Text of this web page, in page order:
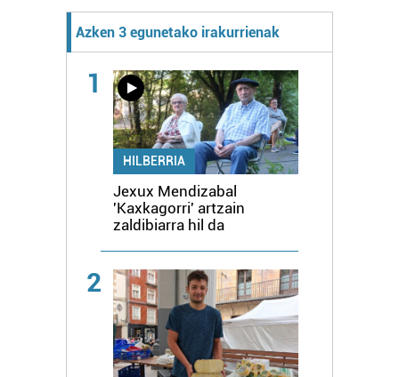
Azken 3 egunetako irakurrienak
1
HILBERRIA
Jexux Mendizabal
'Kaxkagorri' artzain
zaldibiarra hil da
2